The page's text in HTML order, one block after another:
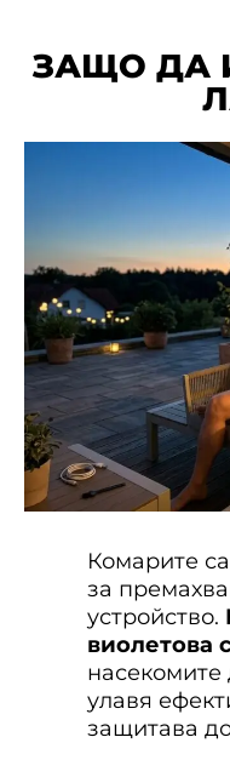
ЗАЩО ДА
Комарите
за
устройство.
виолетова
насекомите
улавя
защитава